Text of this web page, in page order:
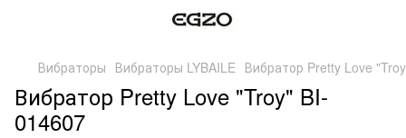
Вибраторы Вибраторы LYBAILE Вибратор Pretty Love
Вибратор Pretty Love "Troy" BI-
014607